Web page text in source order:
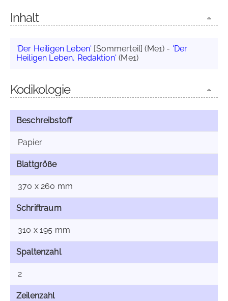
Inhalt
'Der Heiligen Leben' [Sommerteil] (Me1) - 'Der
Heiligen Leben, Redaktion' (Me1)
Kodikologie
Beschreibstoff
Papier
Blattgröße
370 x 260 mm
Schriftraum
310 x 195 mm
Spaltenzahl
2
Zeilenzahl